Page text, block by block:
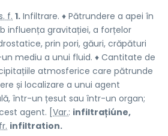
f.1. Infiltrare. ♦ Pătrundere a apei în
influența gravitației, a forțelor
prin pori, găuri, crăpături
mediu a unui fluid. ♦ Cantitate de
atmosferice care pătrunde
și localizare a unui agent
într-un țesut sau într-un organ;
agent. [ Var.: infiltrațiúne,
fr. infiltration.